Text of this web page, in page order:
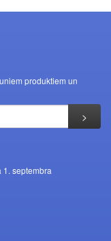
produktiem un
septembra